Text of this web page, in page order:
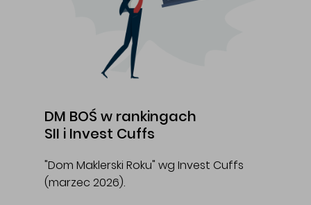
DM BOŚ w rankingach
SII i Invest Cuffs
"Dom Maklerski Roku" wg Invest Cuffs
(marzec 2026).